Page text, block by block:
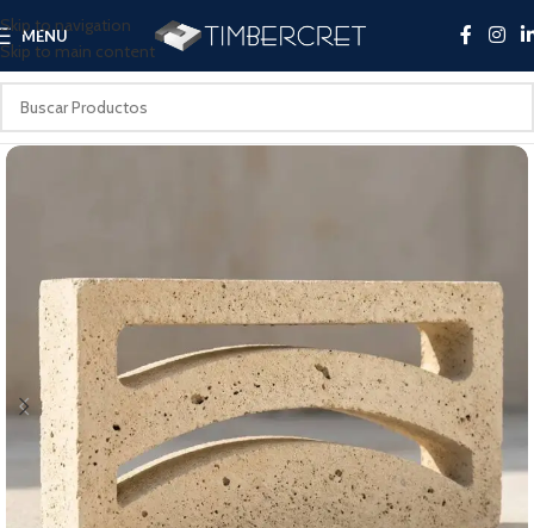
Skip to navigation
Skip to main content
MENU